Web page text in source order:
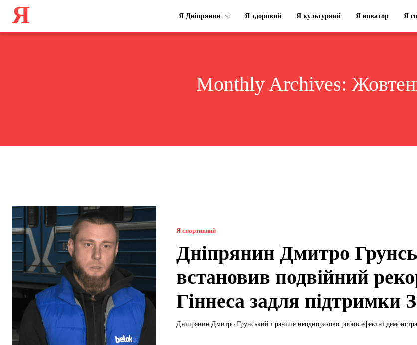
Я Я Дніпрянин Я здоровий Я культурний Я новатор Я
Monthly Archives:
Я спортивний
Дніпрянин Дмитро
встановив подвійний
Гіннеса задля підтримки
Дніпрянин Дмитро Грунський і раніше неодноразово робив ефектні